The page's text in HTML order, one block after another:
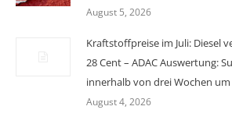
August 5, 2026
Kraftstoffpreise im Juli: Diesel
28 Cent – ADAC Auswertung:
innerhalb von drei Wochen
August 4, 2026